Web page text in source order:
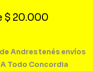
$ 20.000
Andres tenés envíos
Todo Concordia